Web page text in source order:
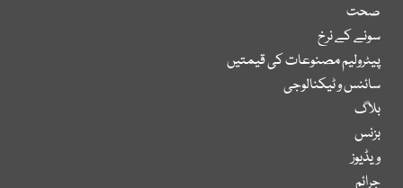
صحت
سونے کے نرخ
پیٹرولیم مصنوعات کی قیمتیں
سائنس و ٹیکنالوجی
بلاگ
بزنس
ویڈیوز
جرائم